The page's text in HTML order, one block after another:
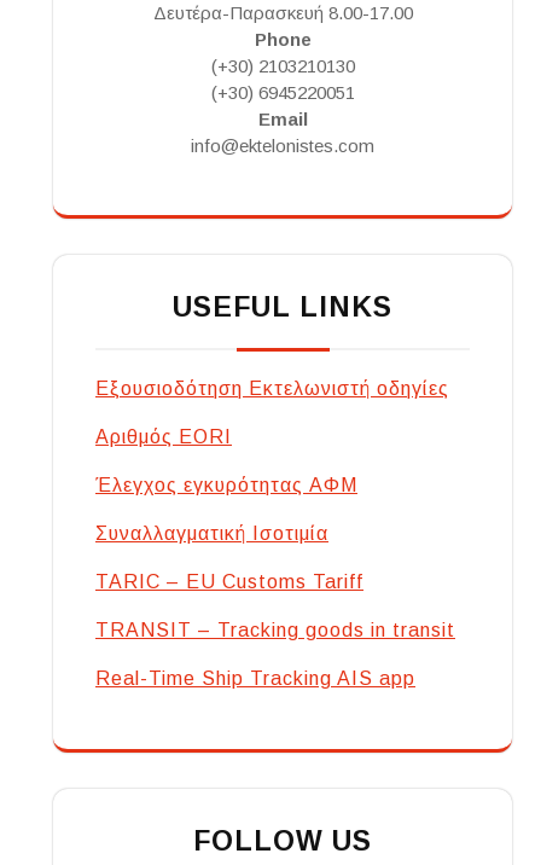
Δευτέρα-Παρασκευή 8.00-17.00
Phone
(+30) 2103210130
(+30) 6945220051
Email
info@ektelonistes.com
USEFUL LINKS
Εξουσιοδότηση Εκτελωνιστή οδηγίες
Αριθμός EORI
Έλεγχος εγκυρότητας ΑΦΜ
Συναλλαγματική Ισοτιμία
TARIC – EU Customs Tariff
TRANSIT – Tracking goods in transit
Real-Time Ship Tracking AIS app
FOLLOW US